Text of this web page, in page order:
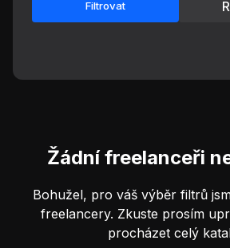
Filtrovat
Žádní freelanceři
Bohužel, pro váš výběr filtrů
freelancery. Zkuste prosím
procházet celý